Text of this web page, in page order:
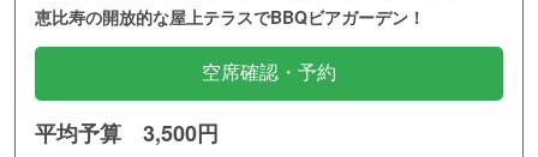
恵比寿の開放的な屋上テラスでBBQビアガーデン！
空席確認・予約
平均予算 3,500円